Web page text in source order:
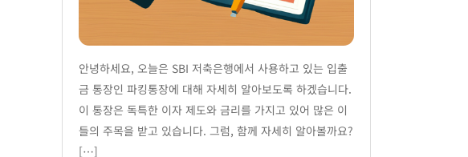
안녕하세요, 오늘은 SBI 저축은행에서 사용하고 있는 입출
금 통장인 파킹통장에 대해 자세히 알아보도록 하겠습니다.
이 통장은 독특한 이자 제도와 금리를 가지고 있어 많은 이
들의 주목을 받고 있습니다. 그럼, 함께 자세히 알아볼까요?
[…]